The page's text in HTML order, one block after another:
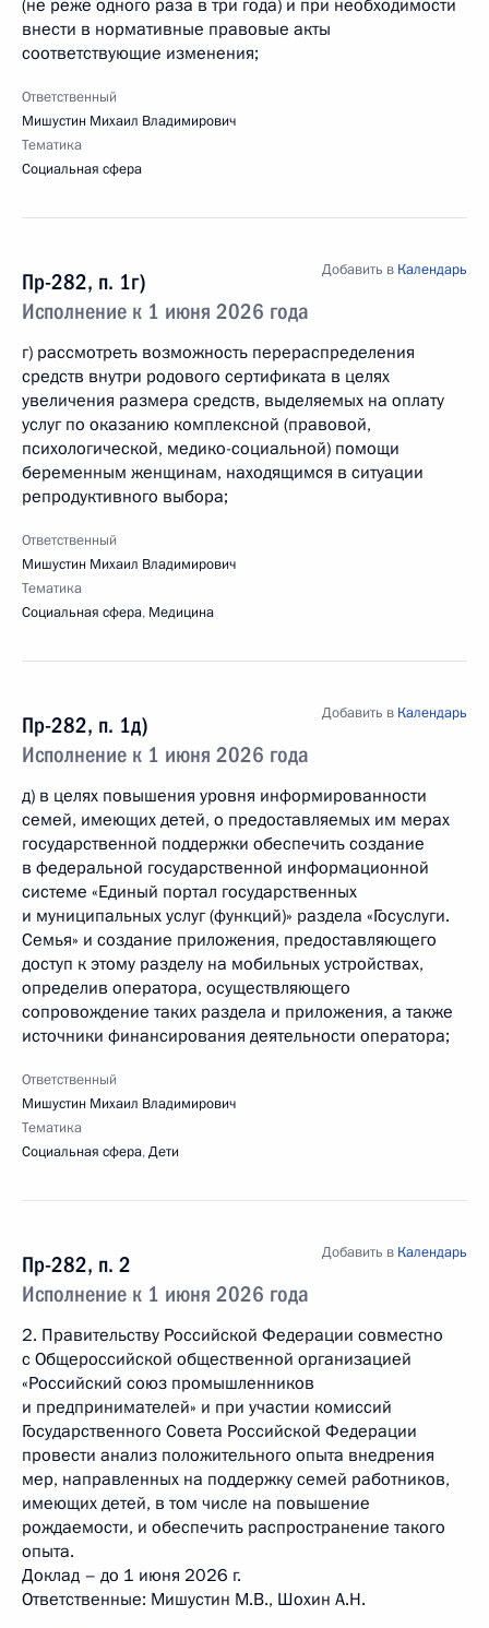
(не реже одного раза в три года) и при необходимости
внести в нормативные правовые акты
соответствующие изменения;
Ответственный
Мишустин Михаил Владимирович
Тематика
Социальная сфера
Пр-282, п. 1г)
Исполнение к 1 июня 2026 года
Добавить в Календарь
г) рассмотреть возможность перераспределения
средств внутри родового сертификата в целях
увеличения размера средств, выделяемых на оплату
услуг по оказанию комплексной (правовой,
психологической, медико-социальной) помощи
беременным женщинам, находящимся в ситуации
репродуктивного выбора;
Ответственный
Мишустин Михаил Владимирович
Тематика
Социальная сфера, Медицина
Пр-282, п. 1д)
Исполнение к 1 июня 2026 года
Добавить в Календарь
д) в целях повышения уровня информированности
семей, имеющих детей, о предоставляемых им мерах
государственной поддержки обеспечить создание
в федеральной государственной информационной
системе «Единый портал государственных
и муниципальных услуг (функций)» раздела «Госуслуги.
Семья» и создание приложения, предоставляющего
доступ к этому разделу на мобильных устройствах,
определив оператора, осуществляющего
сопровождение таких раздела и приложения, а также
источники финансирования деятельности оператора;
Ответственный
Мишустин Михаил Владимирович
Тематика
Социальная сфера,Дети
Пр-282, п. 2
Исполнение к 1 июня 2026 года
Добавить в Календарь
2. Правительству Российской Федерации совместно
с Общероссийской общественной организацией
«Российский союз промышленников
и предпринимателей» и при участии комиссий
Государственного Совета Российской Федерации
провести анализ положительного опыта внедрения
мер, направленных на поддержку семей работников,
имеющих детей, в том числе на повышение
рождаемости, и обеспечить распространение такого
опыта.
Доклад – до 1 июня 2026 г.
Ответственные: Мишустин М.В., Шохин А.Н.